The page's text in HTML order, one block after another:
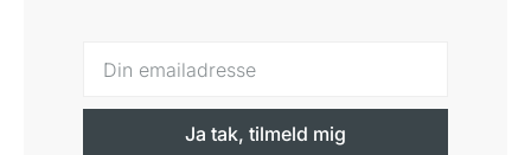
Ja tak, tilmeld mig